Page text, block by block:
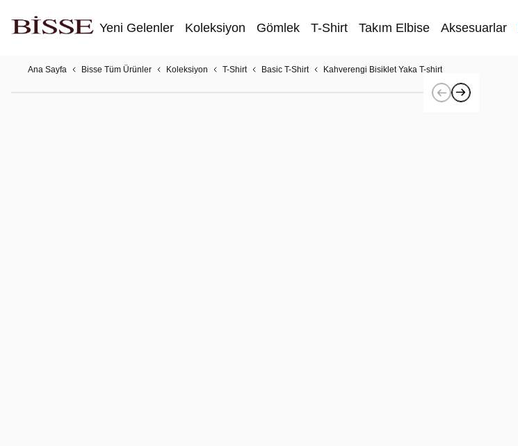
Yeni Gelenler Koleksiyon Gömlek T-Shirt Takım Elbise Aksesuarlar
Ana Sayfa Bisse Tüm Ürünler Koleksiyon T-Shirt Basic T-Shirt Kahverengi Bisiklet Yaka T-shirt